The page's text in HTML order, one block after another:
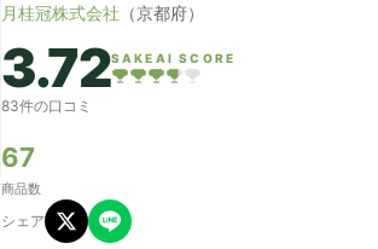
月桂冠株式会社 （京都府）
3.72SAKEAI SCORE
83件の口コミ
67
商品数
シェア